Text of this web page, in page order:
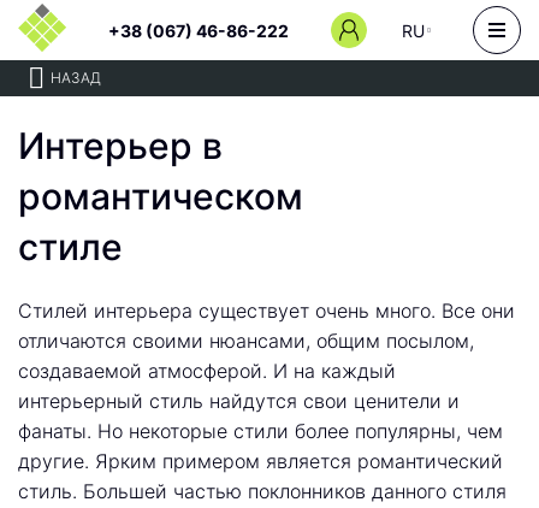
+38 (067) 46-86-222 RU
НАЗАД
Интерьер в
романтическом
стиле
Стилей интерьера существует очень много. Все они
отличаются своими нюансами, общим посылом,
создаваемой атмосферой. И на каждый
интерьерный стиль найдутся свои ценители и
фанаты. Но некоторые стили более популярны, чем
другие. Ярким примером является романтический
стиль. Большей частью поклонников данного стиля